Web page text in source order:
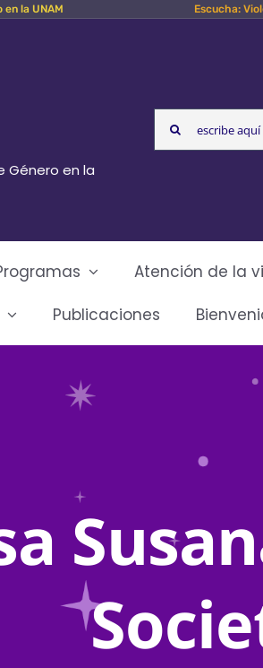
la UNAM Escucha:
Género en la
Search
for:
Atención de la
Publicaciones